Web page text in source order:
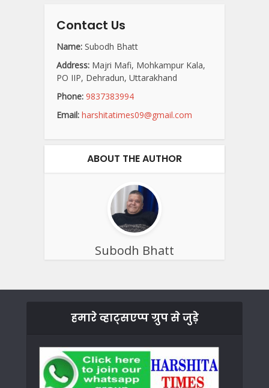
Contact Us
Name: Subodh Bhatt
Address: Majri Mafi, Mohkampur Kala,
PO IIP, Dehradun, Uttarakhand
Phone: 9837383994
Email: harshitatimes09@gmail.com
ABOUT THE AUTHOR
Subodh Bhatt
हमारे व्हाट्सएप्प ग्रुप से जुड़े